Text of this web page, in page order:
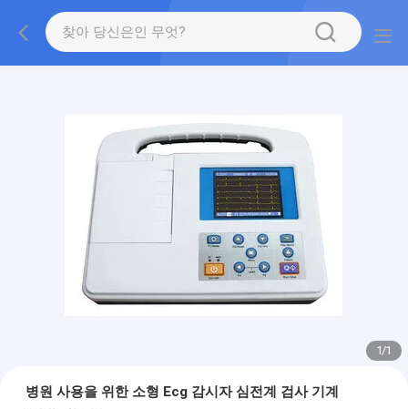
1/1
병원 사용을 위한 소형 Ecg 감시자 심전계 검사 기계